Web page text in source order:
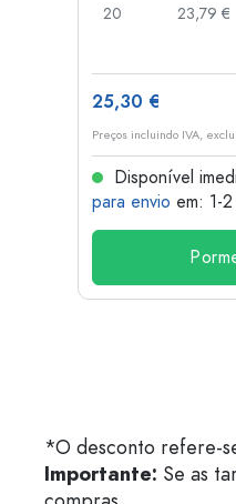
20
23,79 €
25,30 €
Preços incluindo IVA,
Disponível
para envio em: 1-
*O desconto refere-
Importante: Se as